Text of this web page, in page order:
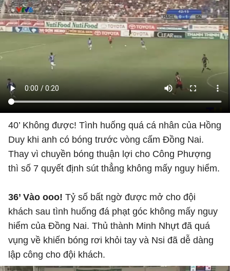
40’ Không được! Tình huống quá cá nhân của Hồng
Duy khi anh có bóng trước vòng cấm Đồng Nai.
Thay vì chuyền bóng thuận lợi cho Công Phượng
thì số 7 quyết định sút thẳng không mấy nguy hiểm.
36’ Vào ooo! Tỷ số bất ngờ được mở cho đội
khách sau tình huống đá phạt góc không mấy nguy
hiểm của Đồng Nai. Thủ thành Minh Nhựt đã quá
vụng về khiến bóng rơi khỏi tay và Nsi đã dễ dàng
lập công cho đội khách.